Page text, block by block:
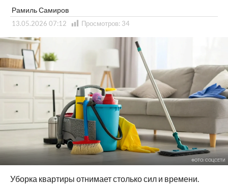
Рамиль Самиров
13.05.2026 07:12 Просмотров: 34
ФОТО: СОЦСЕТИ
Уборка квартиры отнимает столько сил и времени.